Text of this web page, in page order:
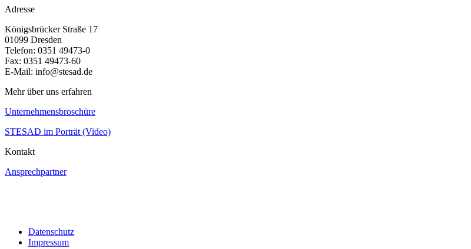
Adresse
Königsbrücker Straße 17
01099 Dresden
Telefon: 0351 49473-0
Fax: 0351 49473-60
E-Mail: info@stesad.de
Mehr über uns erfahren
Unternehmensbroschüre
STESAD im Porträt (Video)
Kontakt
Ansprechpartner
Datenschutz
Impressum